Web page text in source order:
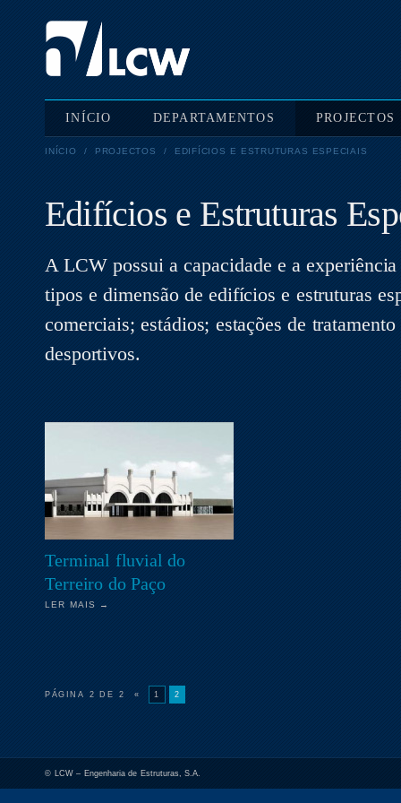
INÍCIO DEPARTAMENTOS PROJECTOS
INÍCIO / PROJECTOS / EDIFÍCIOS E ESTRUTURAS ESPECIAIS
Edifícios e Estruturas
A LCW possui a capacidade e a
tipos e dimensão de edifícios e estruturas
comerciais; estádios; estações de
desportivos.
Terminal fluvial do
Terreiro do Paço
LER MAIS →
PÁGINA 2 DE 2 « 1 2
© LCW – Engenharia de Estruturas, S.A.